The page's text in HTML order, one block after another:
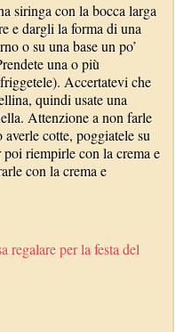
siringa con la bocca larga
e dargli la forma di una
o su una base un po’
una o più
Accertatevi che
quindi usate una
Attenzione a non farle
cotte, poggiatele su
poi riempirle con la crema e
con la crema e
regalare per la festa del